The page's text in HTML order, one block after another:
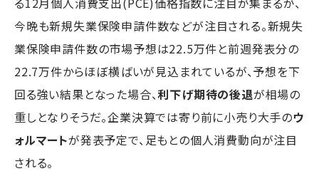
今晩も新規失業保険申請件数などが注目される。新規失
業保険申請件数の市場予想は22.5万件と前週発表分の
22.7万件からほぼ横ばいが見込まれているが、予想を下
回る強い結果となった場合、利下げ期待の後退が相場の
重しとなりそうだ。企業決算では寄り前に小売り大手のウ
ォルマートが発表予定で、足もとの個人消費動向が注目
される。